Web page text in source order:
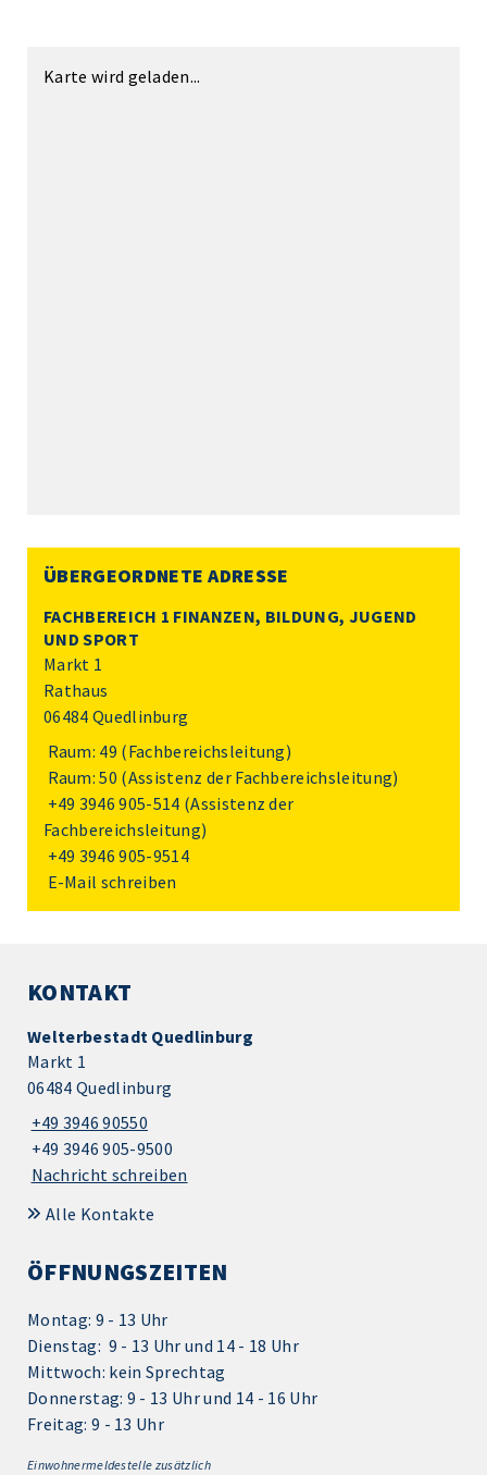
Karte wird geladen...
ÜBERGEORDNETE ADRESSE
FACHBEREICH 1 FINANZEN, BILDUNG, JUGEND
UND SPORT
Markt 1
Rathaus
06484 Quedlinburg
Raum: 49 (Fachbereichsleitung)
Raum: 50 (Assistenz der Fachbereichsleitung)
+49 3946 905-514 (Assistenz der
Fachbereichsleitung)
+49 3946 905-9514
E-Mail schreiben
KONTAKT
Welterbestadt Quedlinburg
Markt 1
06484 Quedlinburg
+49 3946 90550
+49 3946 905-9500
Nachricht schreiben
Alle Kontakte
ÖFFNUNGSZEITEN
Montag: 9 - 13 Uhr
Dienstag: 9 - 13 Uhr und 14 - 18 Uhr
Mittwoch: kein Sprechtag
Donnerstag: 9 - 13 Uhr und 14 - 16 Uhr
Freitag: 9 - 13 Uhr
Einwohnermeldestelle zusätzlich